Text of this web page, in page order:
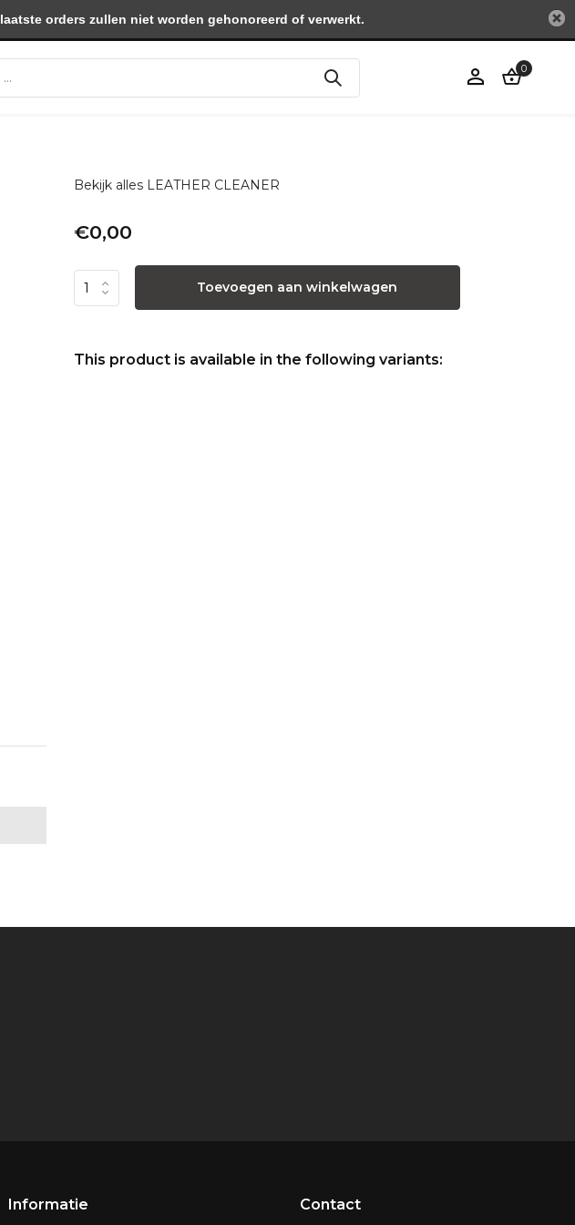
0
Bekijk alles LEATHER CLEANER
€0,00
Toevoegen aan winkelwagen
This product is available in the following variants:
Informatie Contact
orders zullen niet worden gehonoreerd of verwerkt.